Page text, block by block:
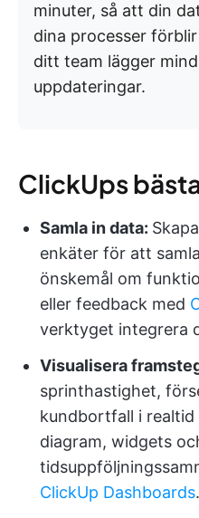
minuter, så att din
dina processer
ditt team lägger
uppdateringar.
ClickUps
Samla in data:
enkäter för att
önskemål om
eller feedback med
verktyget integrera
Visualisera
sprinthastighet,
kundbortfall i realtid
diagram, widgets
ClickUp Dashboards.